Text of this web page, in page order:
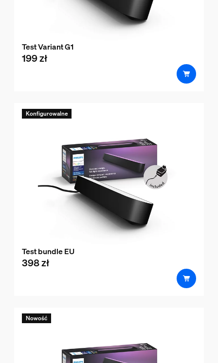
Test Variant G1
product.with.199 zł
199 zł
Konfigurowalne
Test bundle EU
product.with.398 zł
398 zł
Nowość